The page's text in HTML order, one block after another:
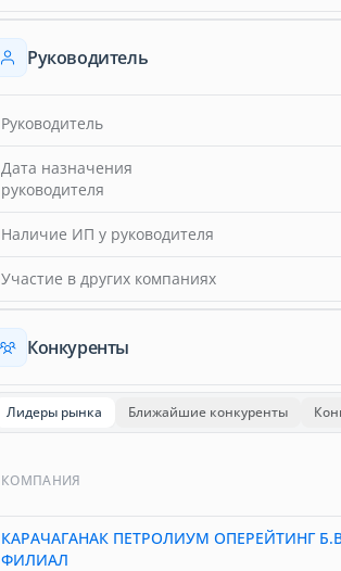
Руководитель
Руководитель
Дата назначения
руководителя
Наличие ИП у руководителя
Участие в других компаниях
Конкуренты
Лидеры рынка Ближайшие конкуренты
КОМПАНИЯ
КАРАЧАГАНАК ПЕТРОЛИУМ ОПЕРЕЙТИНГ
ФИЛИАЛ